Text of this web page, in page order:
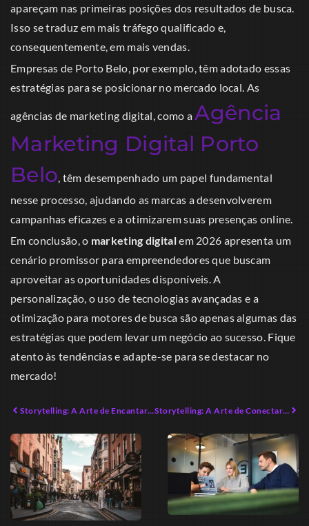
apareçam nas primeiras posições dos resultados de busca.
Isso se traduz em mais tráfego qualificado e,
consequentemente, em mais vendas.
Empresas de Porto Belo, por exemplo, têm adotado essas
estratégias para se posicionar no mercado local. As
agências de marketing digital, como aAgência
Marketing Digital Porto
Belo , têm desempenhado um papel fundamental
nesse processo, ajudando as marcas a desenvolverem
campanhas eficazes e a otimizarem suas presenças online.
Em conclusão, o marketing digitalem 2026 apresenta um
cenário promissor para empreendedores que buscam
aproveitar as oportunidades disponíveis. A
personalização, o uso de tecnologias avançadas e a
otimização para motores de busca são apenas algumas das
estratégias que podem levar um negócio ao sucesso. Fique
atento às tendências e adapte-se para se destacar no
mercado!
Storytelling: A Arte de Encantar seu Público Storytelling: A Arte de Conectar Marcas com Emoções